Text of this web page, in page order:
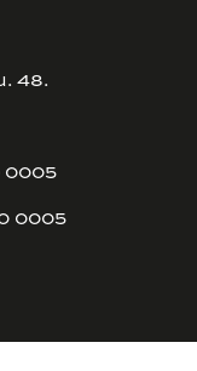
48.
0005
0005